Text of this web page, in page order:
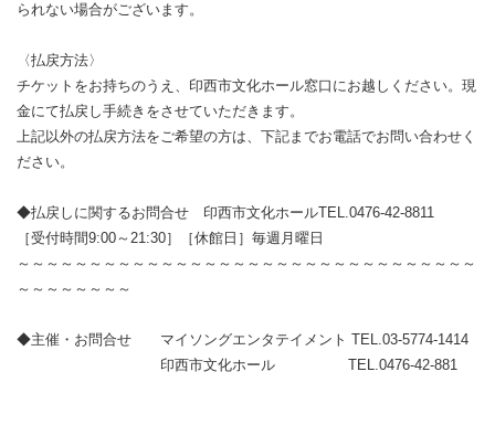
られない場合がございます。
〈払戻方法〉
チケットをお持ちのうえ、印西市文化ホール窓口にお越しください。現
金にて払戻し手続きをさせていただきます。
上記以外の払戻方法をご希望の方は、下記までお電話でお問い合わせく
ださい。
◆払戻しに関するお問合せ 印西市文化ホールTEL.0476-42-8811
［受付時間9:00～21:30］［休館日］毎週月曜日
～～～～～～～～～～～～～～～～～～～～～～～～～～～～～～～～
～～～～～～～～
◆主催・お問合せ マイソングエンタテイメント TEL.03-5774-1414
印西市文化ホール TEL.0476-42-881